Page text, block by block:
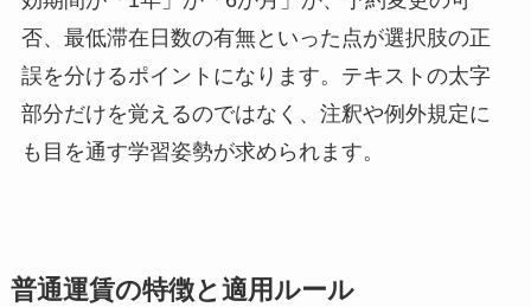
否、最低滞在日数の有無といった点が選択肢の正
誤を分けるポイントになります。テキストの太字
部分だけを覚えるのではなく、注釈や例外規定に
も目を通す学習姿勢が求められます。
普通運賃の特徴と適用ルール